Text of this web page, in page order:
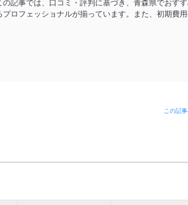
記事では、口コミ・評判に基づき、青森県でお
ロフェッショナルが揃っています。また、初期
この記